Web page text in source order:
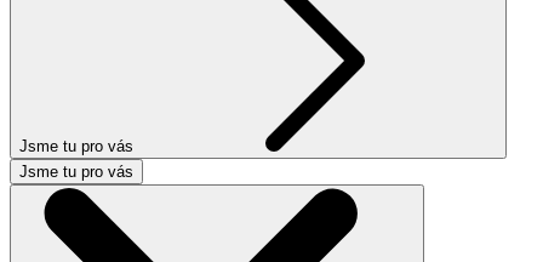
Jsme tu pro vás
Jsme tu pro vás